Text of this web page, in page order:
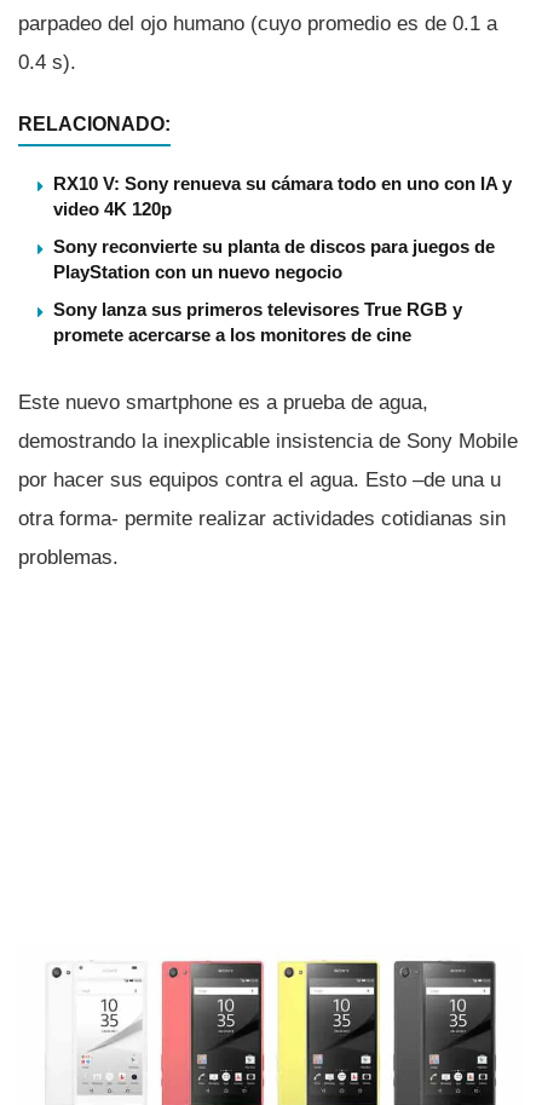
parpadeo del ojo humano (cuyo promedio es de 0.1 a
0.4 s).
RELACIONADO:
RX10 V: Sony renueva su cámara todo en uno con IA y
video 4K 120p
Sony reconvierte su planta de discos para juegos de
PlayStation con un nuevo negocio
Sony lanza sus primeros televisores True RGB y
promete acercarse a los monitores de cine
Este nuevo smartphone es a prueba de agua,
demostrando la inexplicable insistencia de Sony Mobile
por hacer sus equipos contra el agua. Esto –de una u
otra forma- permite realizar actividades cotidianas sin
problemas.